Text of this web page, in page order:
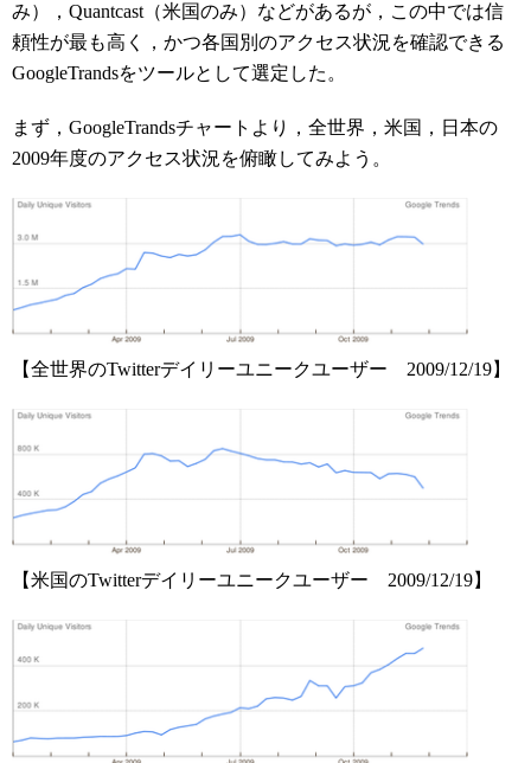
み），Quantcast（米国のみ）などがあるが，この中では信
頼性が最も高く，かつ各国別のアクセス状況を確認できる
GoogleTrandsをツールとして選定した。
まず，GoogleTrandsチャートより，全世界，米国，日本の
2009年度のアクセス状況を俯瞰してみよう。
【全世界のTwitterデイリーユニークユーザー 2009/12/19】
【米国のTwitterデイリーユニークユーザー 2009/12/19】